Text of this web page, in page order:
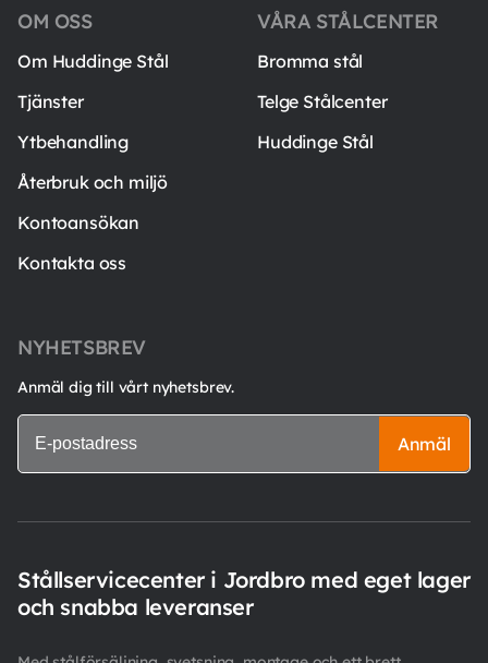
VÅRA STÅLCENTER
Bromma stål
Telge Stålcenter
Huddinge Stål
OM OSS
Om Huddinge Stål
Tjänster
Ytbehandling
Återbruk och miljö
Kontoansökan
Kontakta oss
NYHETSBREV
Anmäl dig till vårt nyhetsbrev.
Anmäl
Stållservicecenter i Jordbro med eget lager
och snabba leveranser